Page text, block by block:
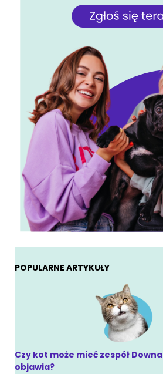
POPULARNE ARTYKUŁY
Czy kot może mieć zespół
objawia?